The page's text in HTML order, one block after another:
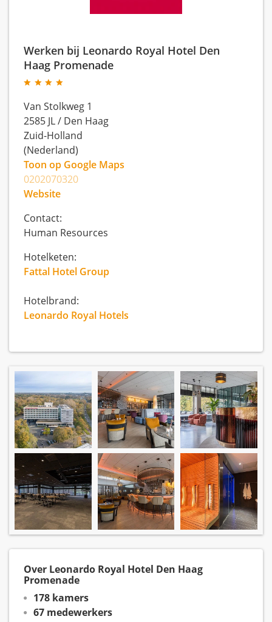
Werken bij Leonardo Royal Hotel Den
Haag Promenade
Van Stolkweg 1
2585 JL/ Den Haag
Zuid-Holland
(Nederland)
Toon op Google Maps
0202070320
Website
Contact:
Human Resources
Hotelketen:
Fattal Hotel Group
Hotelbrand:
Leonardo Royal Hotels
Over Leonardo Royal Hotel Den Haag
Promenade
178 kamers
67 medewerkers